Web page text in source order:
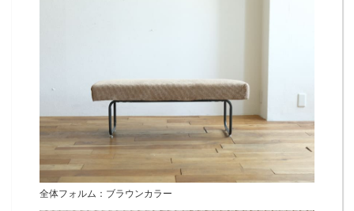
全体フォルム：ブラウンカラー